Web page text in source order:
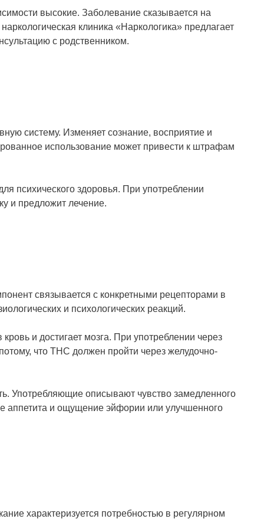
высокие. Заболевание сказывается на
клиника «Наркологика» предлагает
с родственником.
систему. Изменяет сознание, восприятие и
использование может привести к штрафам
психического здоровья. При употреблении
и предложит лечение.
связывается с конкретными рецепторами в
и психологических реакций.
и достигает мозга. При употреблении через
что THC должен пройти через желудочно-
Употребляющие описывают чувство замедленного
аппетита и ощущение эйфории или улучшенного
характеризуется потребностью в регулярном